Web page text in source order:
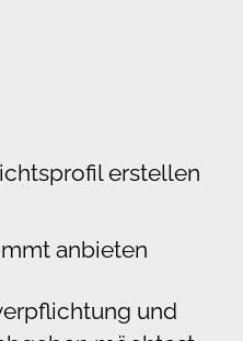
erstellen
anbieten
und